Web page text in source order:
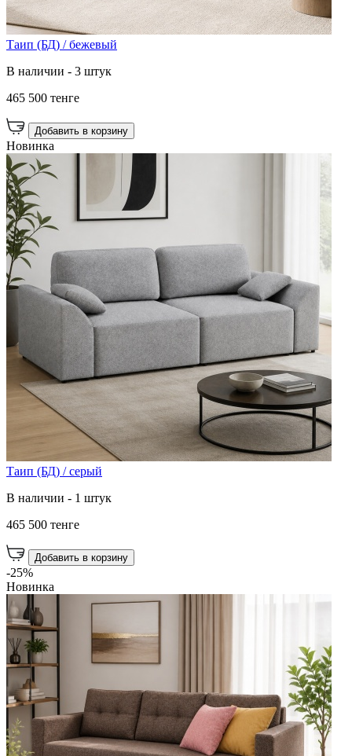
Таип (БД) / бежевый
В наличии - 3 штук
465 500 тенге
Добавить в корзину
Новинка
Таип (БД) / серый
В наличии - 1 штук
465 500 тенге
Добавить в корзину
-25%
Новинка